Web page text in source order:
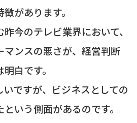
があります。
今のテレビ業界において、
マンスの悪さが、経営判断
白です。
ですが、ビジネスとしての
いう側面があるのです。